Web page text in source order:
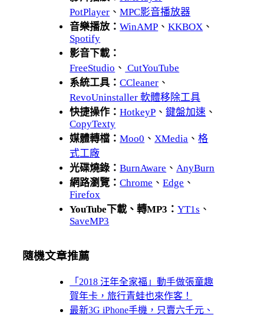
PotPlayer 、MPC影音播放器
音樂播放：WinAMP 、KKBOX 、
Spotify
影音下載：
FreeStudio 、 CutYouTube
系統工具：CCleaner 、
RevoUninstaller 軟體移除工具
快捷操作：HotkeyP 、鍵盤加速 、
CopyTexty
媒體轉檔：Moo0 、 XMedia 、格
式工廠
光碟燒錄：BurnAware 、 AnyBurn
網路瀏覽：Chrome 、Edge 、
Firefox
YouTube下載、轉MP3：YT1s 、
SaveMP3
隨機文章推薦
「2018 汪年全家福」動手做張童趣
賀年卡，旅行青蛙也來作客！
最新3G iPhone手機，只賣六千元、